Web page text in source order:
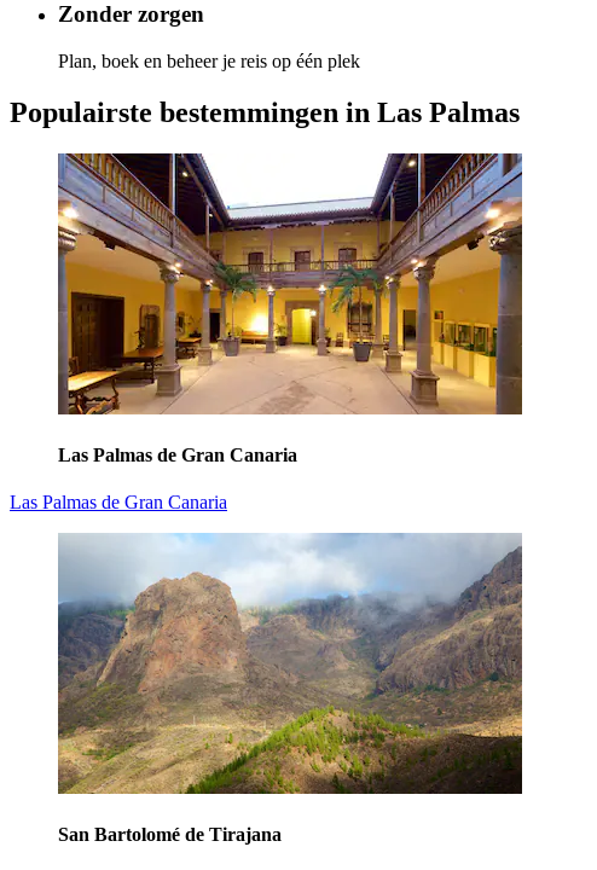
Zonder zorgen
Plan, boek en beheer je reis op één plek
Populairste bestemmingen in Las Palmas
Las Palmas de Gran Canaria
Las Palmas de Gran Canaria
San Bartolomé de Tirajana